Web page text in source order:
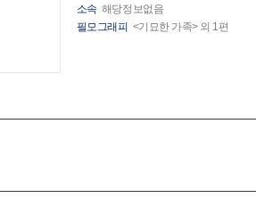
소속 해당정보없음
필모그래피 <기묘한 가족> 외 1편